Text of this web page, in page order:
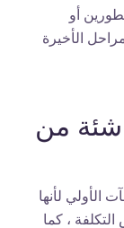
أو
الأخيرة
من
الأولي لأنها
، كما